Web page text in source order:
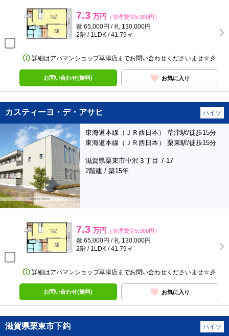
7.3 万円 （管理費等5,000円）
敷 65,000円 / 礼 130,000円
2階 / 1LDK / 41.79㎡
詳細はアパマンショップ草津店までお問い合わせくださいませ☆彡
お問い合わせ(無料) お気に入り
カスティーヨ・デ・アサヒ ハイツ
東海道本線（ＪＲ西日本） 草津駅/徒歩15分
東海道本線（ＪＲ西日本） 栗東駅/徒歩15分
滋賀県栗東市中沢３丁目 7-17
2階建 / 築15年
7.3 万円 （管理費等5,000円）
敷 65,000円 / 礼 130,000円
2階 / 1LDK / 41.79㎡
詳細はアパマンショップ草津店までお問い合わせくださいませ☆彡
お問い合わせ(無料) お気に入り
滋賀県栗東市下鈎 ハイツ